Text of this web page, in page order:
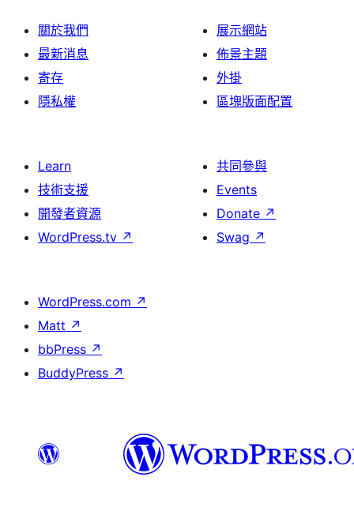
關於我們
最新消息
寄存
隱私權
展示網站
佈景主題
外掛
區塊版面配置
Learn
技術支援
開發者資源
WordPress.tv ↗
共同參與
Events
Donate ↗
Swag ↗
WordPress.com ↗
Matt ↗
bbPress ↗
BuddyPress ↗